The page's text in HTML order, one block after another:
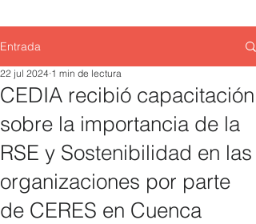
Entrada
CEDIA recibió capacitación
sobre la importancia de la
RSE y Sostenibilidad en las
organizaciones por parte
de CERES en Cuenca
22 jul 2024 1 min de lectura